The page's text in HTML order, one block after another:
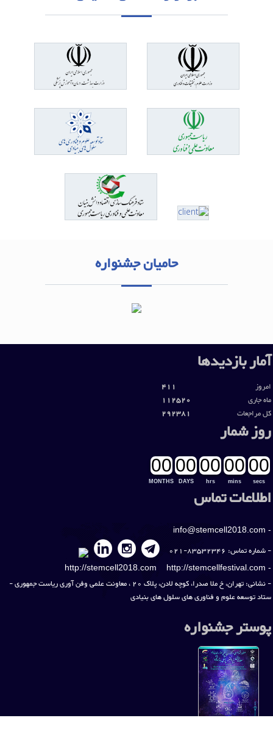
حامیان جشنواره
آمار بازديدها
امروز
411
ماه جاری
112520
کل مراجعات
292381
روز شمار
00
MONTHS
00
DAYS
00
hrs
00
mins
00
secs
اطلاعات تماس
-
info@stemcell2018.com
- شماره تماس: 83532346-021
-
http://stemcell2018.com http://stemcellfestival.com
- نشانی: تهران، خ ملا صدرا، کوچه لادن، پلاک 20 ، معاونت علمی وفن آوری ریاست جمهوری -
ستاد توسعه علوم و فناوری های سلول های بنیادی
پوستر جشنواره